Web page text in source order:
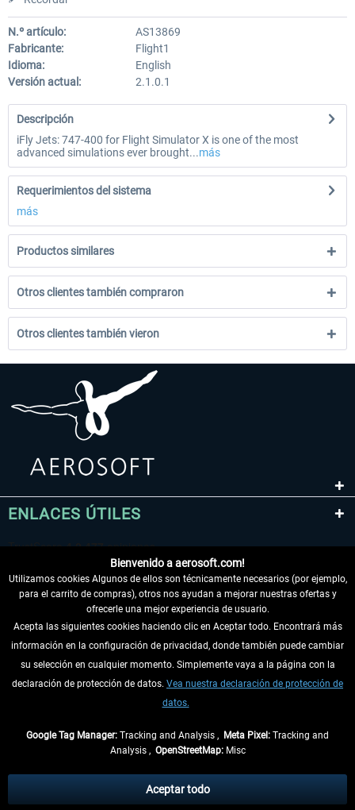
N.º artículo:
AS13869
Fabricante:
Flight1
Idioma:
English
Versión actual:
2.1.0.1
Descripción
iFly Jets: 747-400 for Flight Simulator X is one of the most
advanced simulations ever brought...más
Requerimientos del sistema
más
Productos similares
Otros clientes también compraron
Otros clientes también vieron
ENLACES ÚTILES
DESISTIR DEL CONTRATO
INFORMACIÓN
tasas de recepción si no se describe lo contrario
** De aplicación a envíos dentro de Alemania. Los plazos de envío para los
Bienvenido a aerosoft.com!
Utilizamos cookies Algunos de ellos son técnicamente necesarios (por ejemplo,
para el carrito de compras), otros nos ayudan a mejorar nuestras ofertas y
ofrecerle una mejor experiencia de usuario.
Acepta las siguientes cookies haciendo clic en Aceptar todo. Encontrará más
información en la configuración de privacidad, donde también puede cambiar
su selección en cualquier momento. Simplemente vaya a la página con la
declaración de protección de datos. Vea nuestra declaración de protección de
datos.
Google Tag Manager: Tracking and Analysis , Meta Pixel: Tracking and
Analysis , OpenStreetMap:Misc
Aceptar todo